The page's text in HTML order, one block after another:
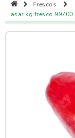
Frescos
asar kg fresco 99700